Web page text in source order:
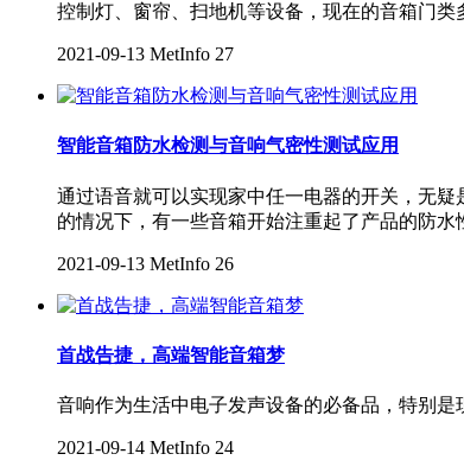
控制灯、窗帘、扫地机等设备，现在的音箱门
2021-09-13 MetInfo 27
智能音箱防水检测与音响气密性测试应用
通过语音就可以实现家中任一电器的开关，无
的情况下，有一些音箱开始注重起了产品的防水
2021-09-13 MetInfo 26
首战告捷，高端智能音箱梦
音响作为生活中电子发声设备的必备品，特别
2021-09-14 MetInfo 24